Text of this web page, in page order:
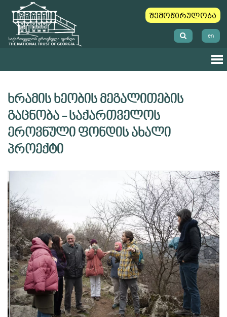
შემოწირულობა
en
ხრამის ხეობის მეგალითების
გაცნობა - საქართველოს
ეროვნული ფონდის ახალი
პროექტი